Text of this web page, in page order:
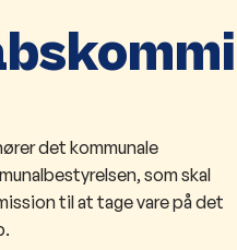
det kommunale
som skal
til at tage vare på det